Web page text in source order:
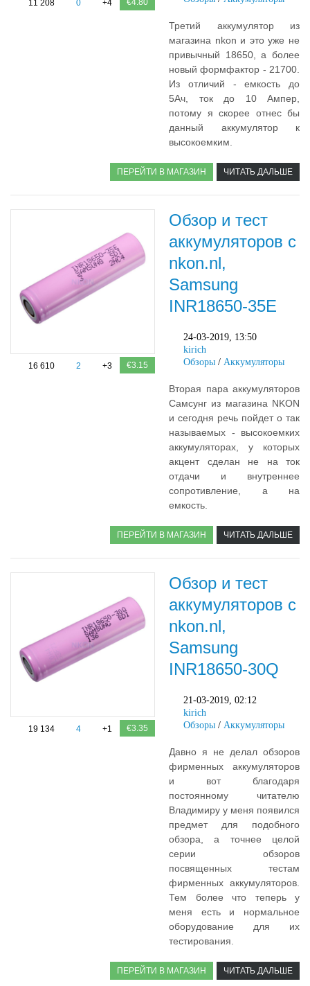
11 208 0 +4 €4.80
Третий аккумулятор из
магазина nkon и это уже не
привычный 18650, а более
новый формфактор - 21700.
Из отличий - емкость до
5Ач, ток до 10 Ампер,
потому я скорее отнес бы
данный аккумулятор к
высокоемким.
ПЕРЕЙТИ В МАГАЗИН ЧИТАТЬ ДАЛЬШЕ
16 610 2 +3 €3.15
Обзор и тест
аккумуляторов с
nkon.nl,
Samsung
INR18650-35E
24-03-2019, 13:50
kirich
Обзоры / Аккумуляторы
Вторая пара аккумуляторов
Самсунг из магазина NKON
и сегодня речь пойдет о так
называемых - высокоемких
аккумуляторах, у которых
акцент сделан не на ток
отдачи и внутреннее
сопротивление, а на
емкость.
ПЕРЕЙТИ В МАГАЗИН ЧИТАТЬ ДАЛЬШЕ
19 134 4 +1 €3.35
Обзор и тест
аккумуляторов с
nkon.nl,
Samsung
INR18650-30Q
21-03-2019, 02:12
kirich
Обзоры / Аккумуляторы
Давно я не делал обзоров
фирменных аккумуляторов
и вот благодаря
постоянному читателю
Владимиру у меня появился
предмет для подобного
обзора, а точнее целой
серии обзоров
посвященных тестам
фирменных аккумуляторов.
Тем более что теперь у
меня есть и нормальное
оборудование для их
тестирования.
ПЕРЕЙТИ В МАГАЗИН ЧИТАТЬ ДАЛЬШЕ